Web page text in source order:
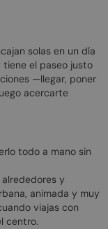
solas en un día
tiene el paseo justo
—llegar, poner
acercarte
todo a mano sin
y
animada y muy
viajas con
centro.